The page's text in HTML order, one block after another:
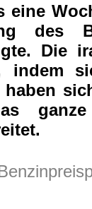
eine
des
Die
indem
haben